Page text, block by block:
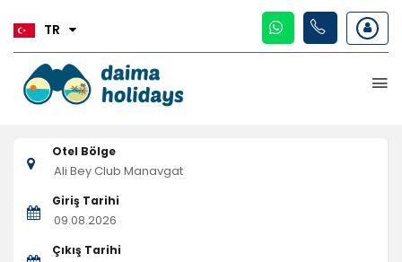
TR
Otel Bölge
Giriş Tarihi
Çıkış Tarihi